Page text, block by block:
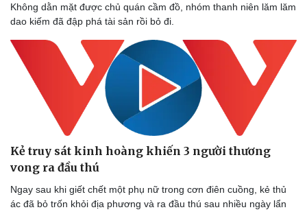
Thể thao
Bóng đá
Lịch thi đấu bóng đá
Thế giới thể thao
eSports
Hậu trường
Ô tô - Xe máy
Xe máy
Tư vấn
Không dằn mặt được chủ quán cầm đồ, nhóm thanh niên lăm lăm
dao kiếm đã đập phá tài sản rồi bỏ đi.
Kẻ truy sát kinh hoàng khiến 3 người thương
vong ra đầu thú
Ngay sau khi giết chết một phụ nữ trong cơn điên cuồng, kẻ thủ
ác đã bỏ trốn khỏi địa phương và ra đầu thú sau nhiều ngày lẩn